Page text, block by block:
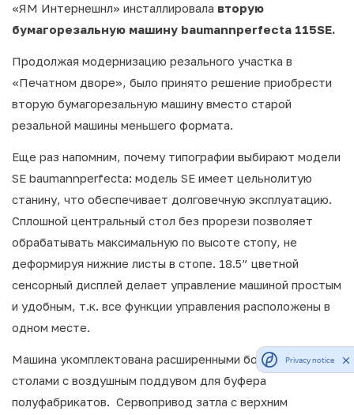
«ЯМ Интернешнл» инсталлировала вторую
бумагорезальную машину baumannperfecta 115SE.
Продолжая модернизацию резального участка в
«Печатном дворе», было принято решение приобрести
вторую бумагорезальную машину вместо старой
резальной машины меньшего формата.
Еще раз напомним, почему типографии выбирают модели
SE baumannperfecta: модель SE имеет цельнолитую
станину, что обеспечивает долговечную эксплуатацию.
Сплошной центральный стол без прорези позволяет
обрабатывать максимальную по высоте стопу, не
деформируя нижние листы в стопе. 18.5” цветной
сенсорный дисплей делает управление машиной простым
и удобным, т.к. все функции управления расположены в
одном месте.
Машина укомплектована расширенными боковыми
столами с воздушным поддувом для буфера
полуфабрикатов. Сервопривод затла с верхним
Privacy notice